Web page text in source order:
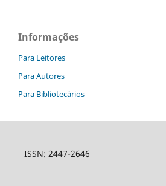
Informações
Para Leitores
Para Autores
Para Bibliotecários
ISSN: 2447-2646